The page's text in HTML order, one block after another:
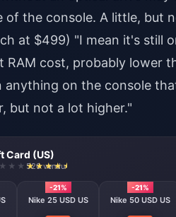
of the console. A little, but
at $499) "I mean it's still
RAM cost, probably lower
anything on the console
but not a lot higher."
Card (US)
520 vendu
-21%
Nike 25 USD US
-21%
Nike 50 USD US